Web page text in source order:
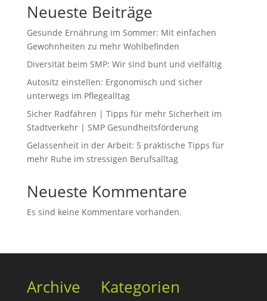
Neueste Beiträge
Gesunde Ernährung im Sommer: Mit einfachen
Gewohnheiten zu mehr Wohlbefinden
Diversität beim SMP: Wir sind bunt und vielfältig
Autositz einstellen: Ergonomisch und sicher
unterwegs im Pflegealltag
Sicher Radfahren | Tipps für mehr Sicherheit im
Stadtverkehr | SMP Gesundheitsförderung
Gelassenheit in der Arbeit: 5 praktische Tipps für
mehr Ruhe im stressigen Berufsalltag
Neueste Kommentare
Es sind keine Kommentare vorhanden.
Archive Kategorien